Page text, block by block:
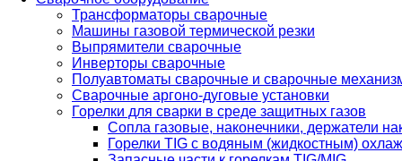
Трансформаторы сварочные
Машины газовой термической резки
Выпрямители сварочные
Инверторы сварочные
Полуавтоматы сварочные и сварочные
Сварочные аргоно-дуговые установки
Горелки для сварки в среде защитных газов
Сопла газовые, наконечники, держатели
Горелки TIG с водяным (жидкостным)